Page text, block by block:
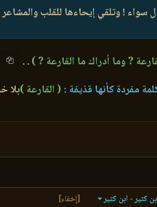
سواء ! وتلقي إيحاءها للقلب
? وما أدراك ما القارعة ? ). .
مفردة كأنها قذيفة : ( القارعة )بلا
كثير - ابن كثير [إخفاء]